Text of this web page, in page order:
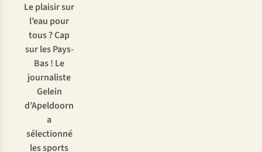
Le plaisir sur
l’eau pour
tous ? Cap
sur les Pays-
Bas ! Le
journaliste
Gelein
d’Apeldoorn
a
sélectionné
les sports